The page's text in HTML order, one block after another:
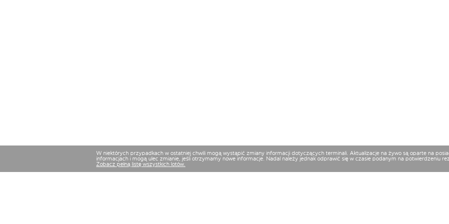
W niektórych przypadkach w ostatniej chwili mogą wystąpić zmiany informacji dotyczących terminali. Aktualizacje na żywo są oparte na
informacjach i mogą ulec zmianie, jeśli otrzymamy nowe informacje. Nadal należy jednak odprawić się w czasie podanym na potwierdzeniu
Zobacz pełną listę wszystkich lotów.